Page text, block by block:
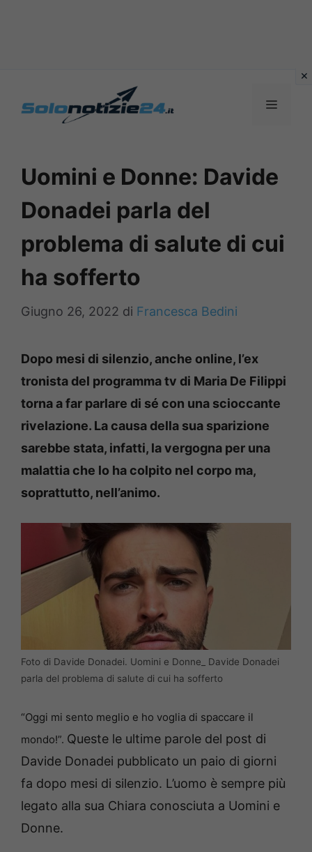
MENU
Uomini e Donne: Davide
Donadei parla del
problema di salute di cui
ha sofferto
Giugno 26, 2022 di Francesca Bedini
Dopo mesi di silenzio, anche online, l’ex
tronista del programma tv di Maria De Filippi
torna a far parlare di sé con una scioccante
rivelazione. La causa della sua sparizione
sarebbe stata, infatti, la vergogna per una
malattia che lo ha colpito nel corpo ma,
soprattutto, nell’animo.
Foto di Davide Donadei. Uomini e Donne_ Davide Donadei
parla del problema di salute di cui ha sofferto
“Oggi mi sento meglio e ho voglia di spaccare il
mondo!”. Queste le ultime parole del post di
Davide Donadei pubblicato un paio di giorni
fa dopo mesi di silenzio. L’uomo è sempre più
legato alla sua Chiara conosciuta a Uomini e
Donne.